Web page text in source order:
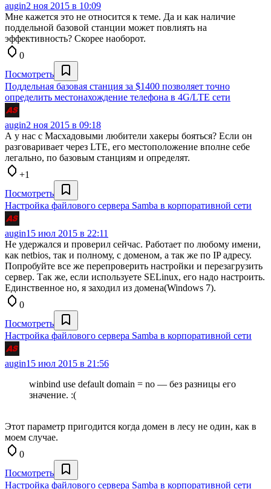
augin2 ноя 2015 в 10:09
Мне кажется это не относится к теме. Да и как наличие
поддельной базовой станции может повлиять на
эффективность? Скорее наоборот.
0
Посмотреть
Поддельная базовая станция за $1400 позволяет точно
определить местонахождение телефона в 4G/LTE сети
augin2 ноя 2015 в 09:18
А у нас с Масхадовыми любители хакеры бояться? Если он
разговаривает через LTE, его местоположение вполне себе
легально, по базовым станциям и определят.
+1
Посмотреть
Настройка файлового сервера Samba в корпоративной сети
augin15 июл 2015 в 22:11
Не удержался и проверил сейчас. Работает по любому имени,
как netbios, так и полному, с доменом, а так же по IP адресу.
Попробуйте все же перепроверить настройки и перезагрузить
сервер. Так же, если используете SELinux, его надо настроить.
Единственное но, я заходил из домена(Windows 7).
0
Посмотреть
Настройка файлового сервера Samba в корпоративной сети
augin15 июл 2015 в 21:56
winbind use default domain = no — без разницы его
значение. :(
Этот параметр пригодится когда домен в лесу не один, как в
моем случае.
0
Посмотреть
Настройка файлового сервера Samba в корпоративной сети